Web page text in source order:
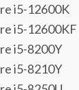
i5-12600K
i5-12600KF
i5-8200Y
i5-8210Y